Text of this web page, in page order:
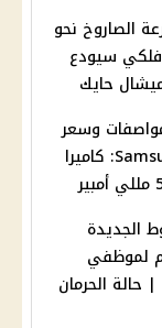
الصاروخ نحو
فلكي سيودع
حايك
وسعر
هاتف Samsung Galaxy A35 5G: كاميرا
الشروط الجديدة
لموظفي
حالة الحرمان